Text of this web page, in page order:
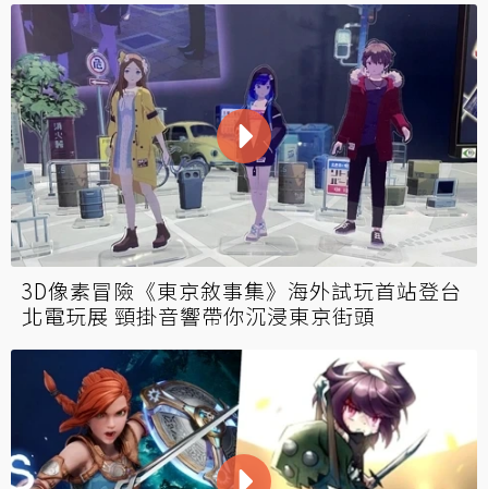
3D像素冒險《東京敘事集》海外試玩首站登台
北電玩展 頸掛音響帶你沉浸東京街頭